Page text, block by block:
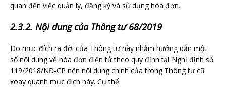
quan đến việc quản lý, đăng ký và sử dụng hóa đơn.
2.3.2. Nội dung của Thông tư 68/2019
Do mục đích ra đời của Thông tư này nhằm hướng dẫn một
số nội dung về hóa đơn điện tử theo quy định tại Nghị định số
119/2018/NĐ-CP nên nội dung chính của trong Thông tư cũ
xoay quanh mục đích này. Cụ thể: